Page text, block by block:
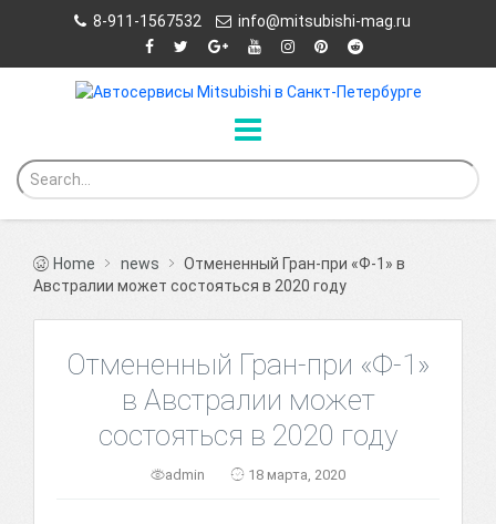
8-911-1567532 info@mitsubishi-mag.ru
Home news
Отмененный Гран-при «Ф-1» в
Австралии может состояться в 2020 году
Отмененный Гран-при «Ф-1»
в Австралии может
состояться в 2020 году
admin 18 марта, 2020